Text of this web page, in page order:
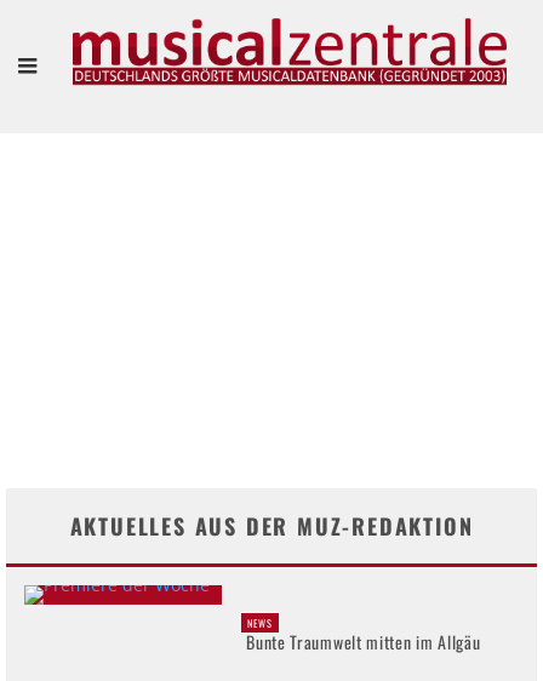
AKTUELLES AUS DER MUZ-REDAKTION
NEWS
Bunte Traumwelt mitten im Allgäu